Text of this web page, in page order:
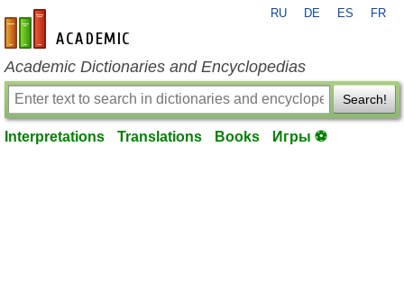
en-academic.com
RU DE ES FR
Academic Dictionaries and Encyclopedias
Search!
Interpretations Translations Books Игры ⚽